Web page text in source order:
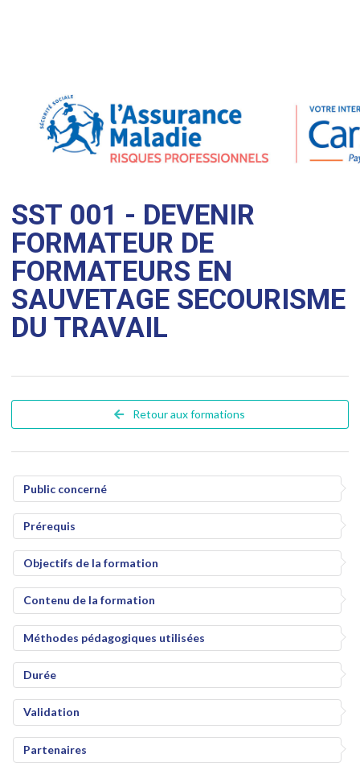
SST 001 - DEVENIR
FORMATEUR DE
FORMATEURS EN
SAUVETAGE SECOURISME
DU TRAVAIL
Retour aux formations
Public concerné
Prérequis
Objectifs de la formation
Contenu de la formation
Méthodes pédagogiques utilisées
Durée
Validation
Partenaires